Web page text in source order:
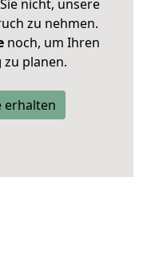
nicht, unsere
zu nehmen.
noch, um Ihren
zu planen.
erhalten